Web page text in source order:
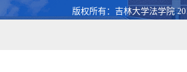
版权所有：吉林大学法学院